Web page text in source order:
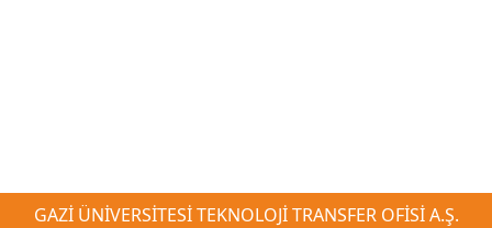
GAZİ ÜNİVERSİTESİ TEKNOLOJİ TRANSFER OFİSİ A.Ş.